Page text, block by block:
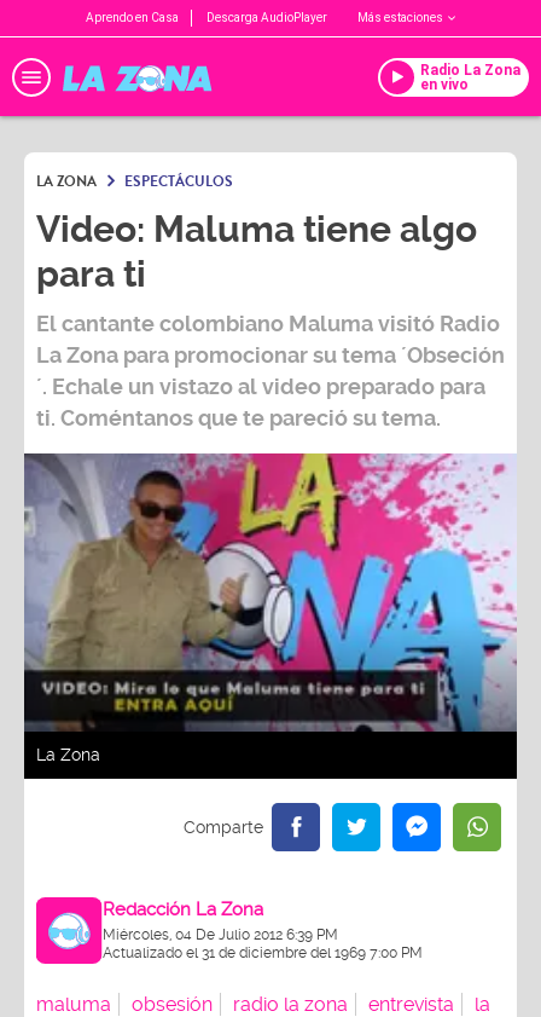
Aprendo en Casa Descarga AudioPlayer Más estaciones
Radio La Zona
en vivo
LA ZONA ESPECTÁCULOS
Video: Maluma tiene algo
para ti
El cantante colombiano Maluma visitó Radio
La Zona para promocionar su tema ´Obseción
´. Echale un vistazo al video preparado para
ti. Coméntanos que te pareció su tema.
La Zona
Redacción La Zona
Miércoles, 04 De Julio 2012 6:39 PM
Actualizado el 31 de diciembre del 1969 7:00 PM
maluma obsesión radio la zona entrevista
la